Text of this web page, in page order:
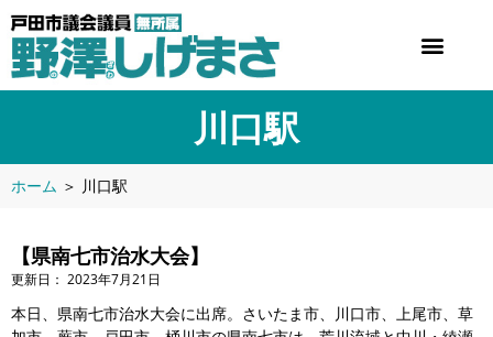
川口駅
ホーム ＞ 川口駅
【県南七市治水大会】
2023年7月21日
本日、県南七市治水大会に出席。さいたま市、川口市、上尾市、草